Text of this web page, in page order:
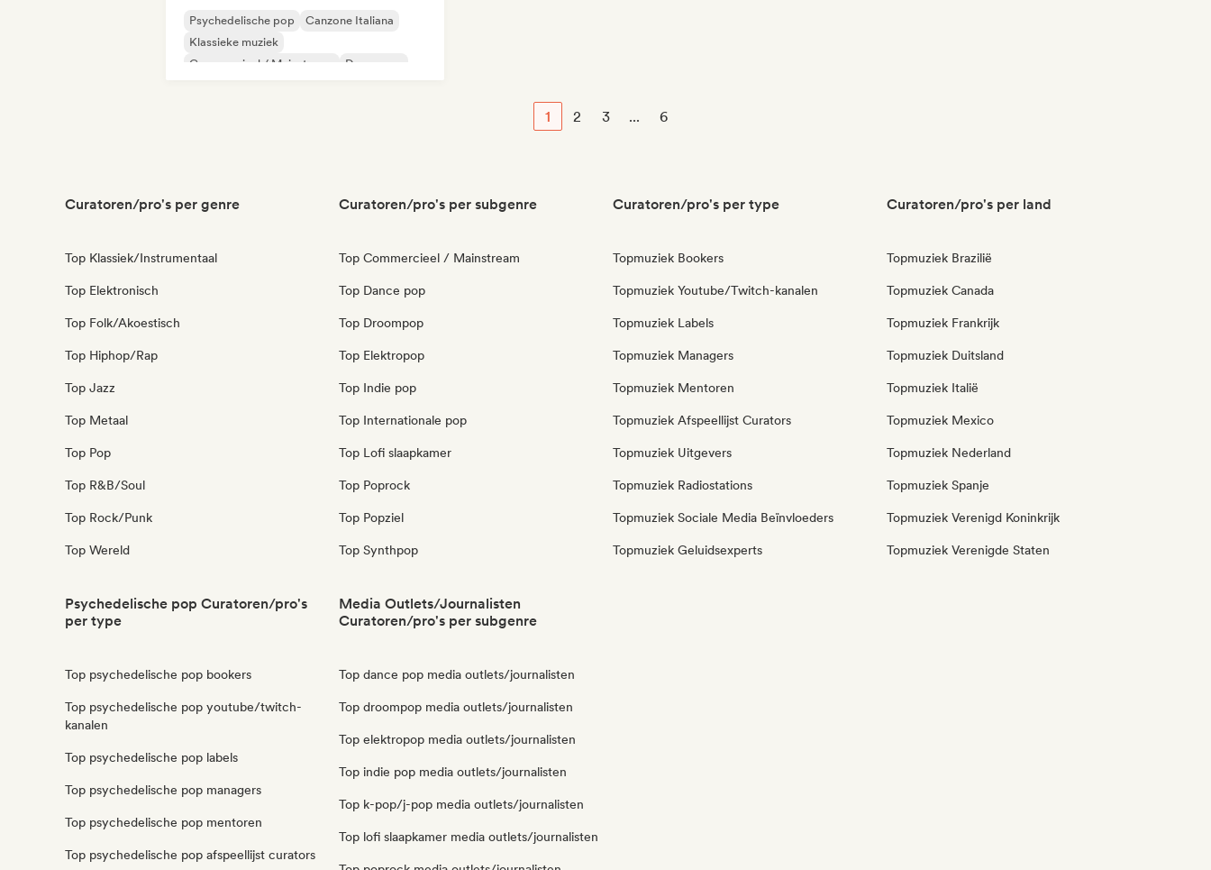
Psychedelische pop
Canzone Italiana
Klassieke muziek
Commercieel / Mainstream
Dance pop
1 2 3 ... 6
Curatoren/pro's per genre
Top Klassiek/Instrumentaal
Top Elektronisch
Top Folk/Akoestisch
Top Hiphop/Rap
Top Jazz
Top Metaal
Top Pop
Top R&B/Soul
Top Rock/Punk
Top Wereld
Curatoren/pro's per subgenre
Top Commercieel / Mainstream
Top Dance pop
Top Droompop
Top Elektropop
Top Indie pop
Top Internationale pop
Top Lofi slaapkamer
Top Poprock
Top Popziel
Top Synthpop
Curatoren/pro's per type
Topmuziek Bookers
Topmuziek Youtube/Twitch-kanalen
Topmuziek Labels
Topmuziek Managers
Topmuziek Mentoren
Topmuziek Afspeellijst Curators
Topmuziek Uitgevers
Topmuziek Radiostations
Topmuziek Sociale Media Beïnvloeders
Topmuziek Geluidsexperts
Curatoren/pro's per land
Topmuziek Brazilië
Topmuziek Canada
Topmuziek Frankrijk
Topmuziek Duitsland
Topmuziek Italië
Topmuziek Mexico
Topmuziek Nederland
Topmuziek Spanje
Topmuziek Verenigd Koninkrijk
Topmuziek Verenigde Staten
Psychedelische pop Curatoren/pro's
per type
Top psychedelische pop bookers
Top psychedelische pop youtube/twitch-
kanalen
Top psychedelische pop labels
Top psychedelische pop managers
Top psychedelische pop mentoren
Top psychedelische pop afspeellijst curators
Media Outlets/Journalisten
Curatoren/pro's per subgenre
Top dance pop media outlets/journalisten
Top droompop media outlets/journalisten
Top elektropop media outlets/journalisten
Top indie pop media outlets/journalisten
Top k-pop/j-pop media outlets/journalisten
Top lofi slaapkamer media outlets/journalisten